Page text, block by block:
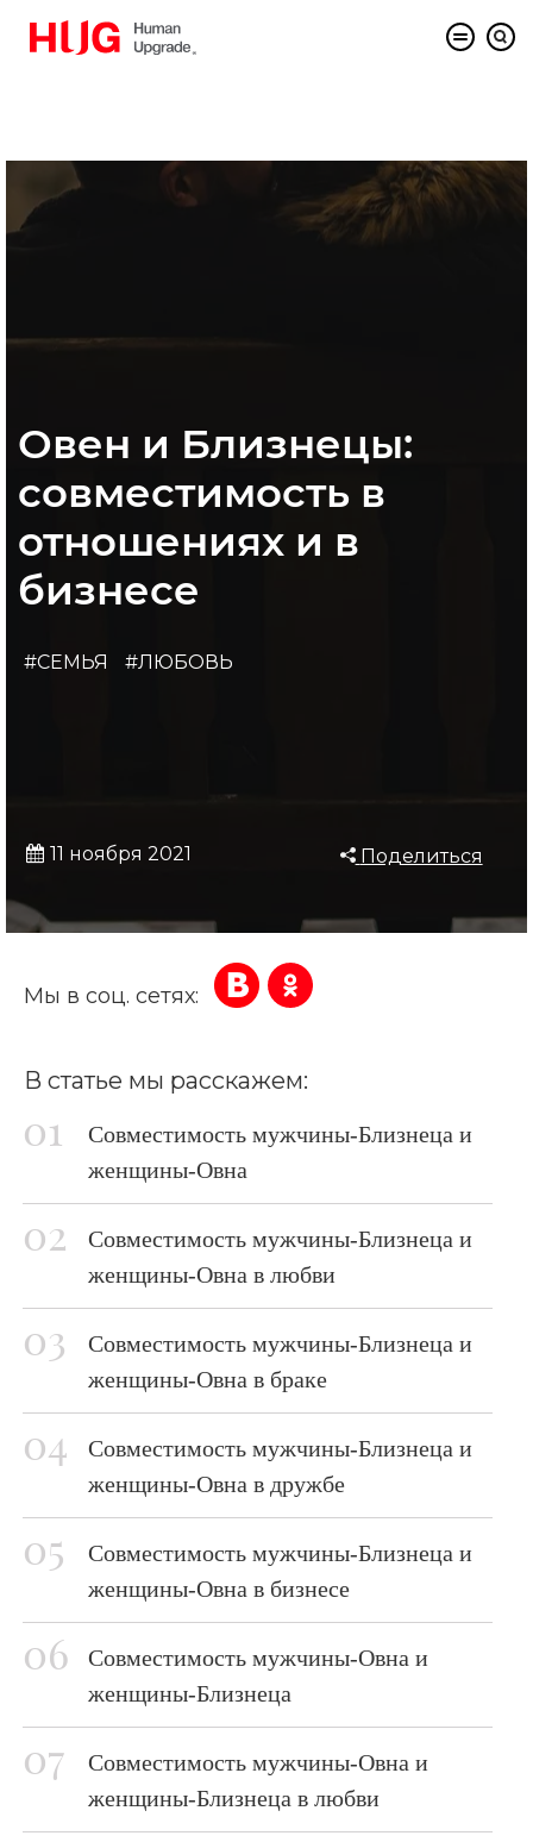
Овен и Близнецы:
совместимость в
отношениях и в
бизнесе
#СЕМЬЯ #ЛЮБОВЬ
11 ноября 2021 Поделиться
Мы в соц. сетях:
В статье мы расскажем:
Совместимость мужчины-Близнеца и
женщины-Овна
Совместимость мужчины-Близнеца и
женщины-Овна в любви
Совместимость мужчины-Близнеца и
женщины-Овна в браке
Совместимость мужчины-Близнеца и
женщины-Овна в дружбе
Совместимость мужчины-Близнеца и
женщины-Овна в бизнесе
Совместимость мужчины-Овна и
женщины-Близнеца
Совместимость мужчины-Овна и
женщины-Близнеца в любви